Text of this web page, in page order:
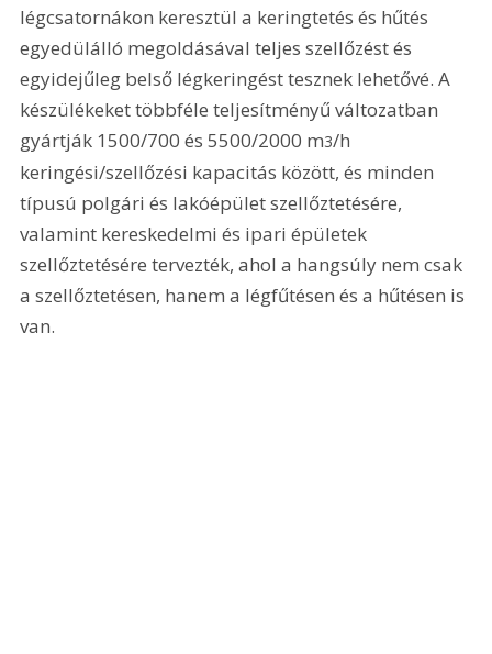
légcsatornákon keresztül a keringtetés és hűtés
egyedülálló megoldásával teljes szellőzést és
egyidejűleg belső légkeringést tesznek lehetővé. A
készülékeket többféle teljesítményű változatban
gyártják 1500/700 és 5500/2000 m3/h
keringési/szellőzési kapacitás között, és minden
típusú polgári és lakóépület szellőztetésére,
valamint kereskedelmi és ipari épületek
szellőztetésére tervezték, ahol a hangsúly nem csak
a szellőztetésen, hanem a légfűtésen és a hűtésen is
van.